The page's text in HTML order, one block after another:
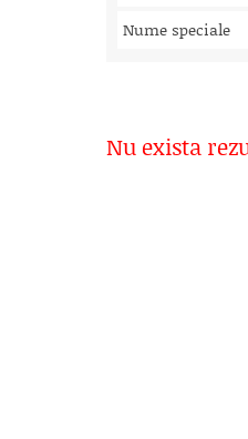
Nume speciale
Nu exista